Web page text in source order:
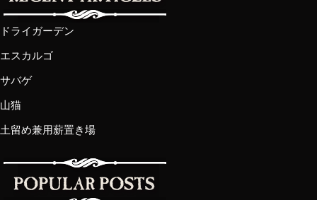
ドライガーデン
エスカルゴ
サバゲ
山猫
土留め兼用薪置き場